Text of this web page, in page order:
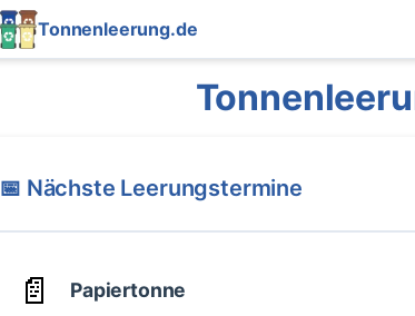
Tonnenleerung.de
📅 Nächste Leerungstermine
📄 Papiertonne